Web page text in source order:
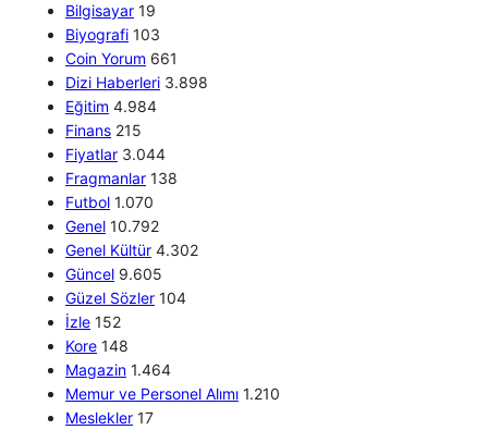
Bilgisayar 19
Biyografi 103
Coin Yorum 661
Dizi Haberleri 3.898
Eğitim 4.984
Finans 215
Fiyatlar 3.044
Fragmanlar 138
Futbol 1.070
Genel 10.792
Genel Kültür 4.302
Güncel 9.605
Güzel Sözler 104
İzle 152
Kore 148
Magazin 1.464
Memur ve Personel Alımı 1.210
Meslekler 17